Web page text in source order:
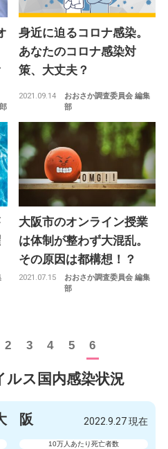
身近に迫るコロナ感染。
あなたのコロナ感染対
策、大丈夫？
おおさか調査委員会 編集
部
2021.09.14
大阪市のオンライン授業
は体制が整わず大混乱。
その原因は都構想！？
おおさか調査委員会 編集
部
2021.07.15
2 3 4 5 6
ルス国内感染状況
阪 2022.9.27 現在
10万人あたり死亡者数